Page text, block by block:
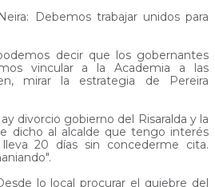
Debemos trabajar unidos para
decir que los gobernantes
vincular a la Academia a las
mirar la estrategia de Pereira
divorcio gobierno del Risaralda y la
dicho al alcalde que tengo interés
20 días sin concederme cita.
lo local procurar el quiebre del